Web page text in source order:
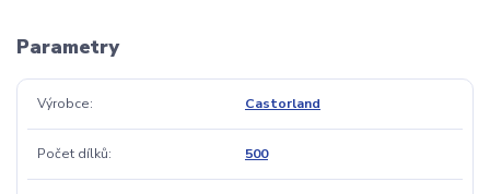
Parametry
Výrobce Castorland
Počet dílků 500